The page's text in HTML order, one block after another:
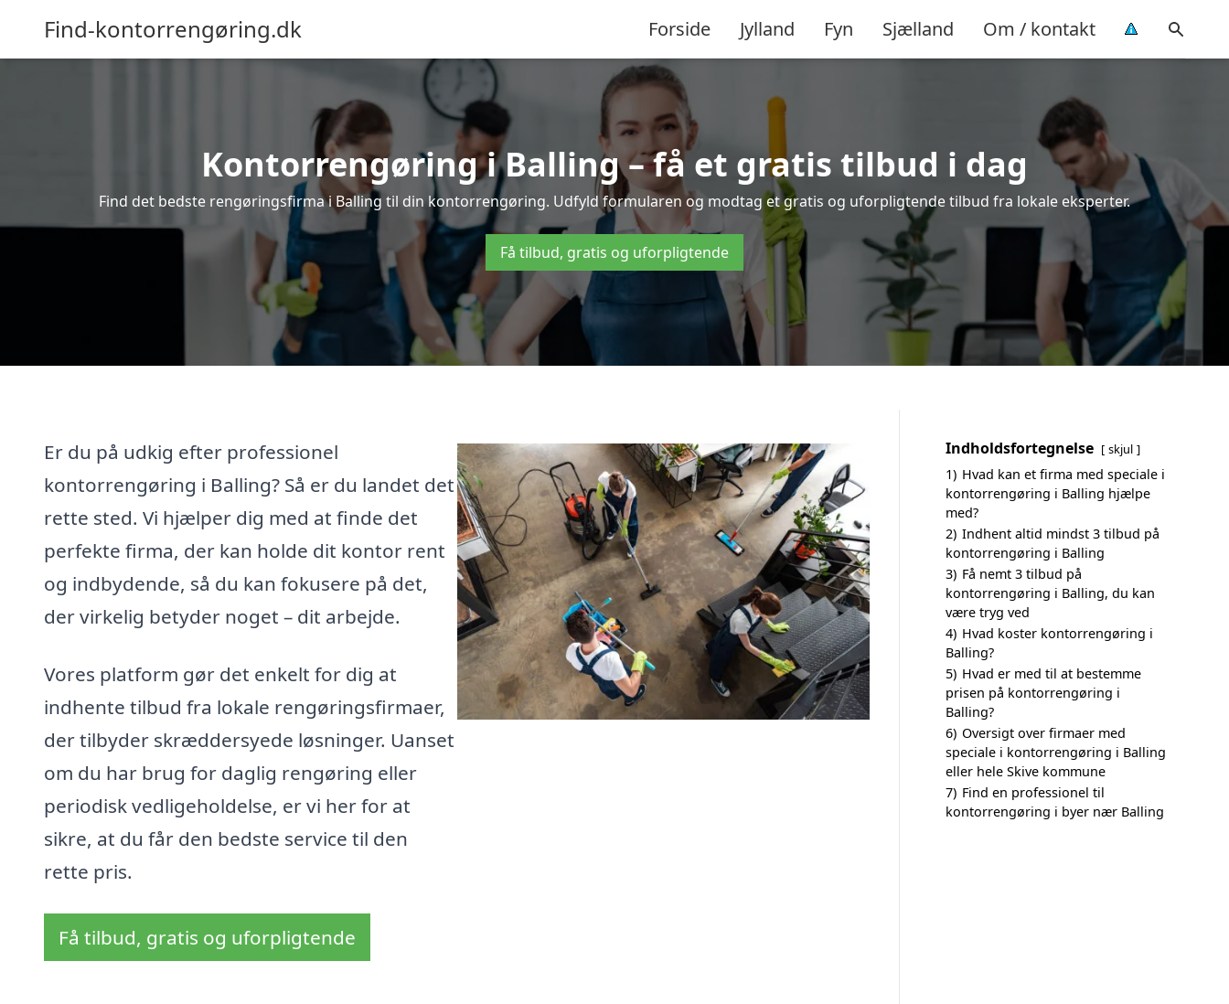
Find-kontorrengøring.dk Forside Jylland Fyn Sjælland Om / kontakt
Kontorrengøring i Balling – få et gratis tilbud i dag
Find det bedste rengøringsfirma i Balling til din kontorrengøring. Udfyld formularen og modtag et gratis og uforpligtende tilbud fra lokale eksperter.
Få tilbud, gratis og uforpligtende
Er du på udkig efter professionel
kontorrengøring i Balling? Så er du landet det
rette sted. Vi hjælper dig med at finde det
perfekte firma, der kan holde dit kontor rent
og indbydende, så du kan fokusere på det,
der virkelig betyder noget – dit arbejde.
Vores platform gør det enkelt for dig at
indhente tilbud fra lokale rengøringsfirmaer,
der tilbyder skræddersyede løsninger. Uanset
om du har brug for daglig rengøring eller
periodisk vedligeholdelse, er vi her for at
sikre, at du får den bedste service til den
rette pris.
Få tilbud, gratis og uforpligtende
Indholdsfortegnelse skjul
1) Hvad kan et firma med speciale i
kontorrengøring i Balling hjælpe
med?
2) Indhent altid mindst 3 tilbud på
kontorrengøring i Balling
3) Få nemt 3 tilbud på
kontorrengøring i Balling, du kan
være tryg ved
4) Hvad koster kontorrengøring i
Balling?
5) Hvad er med til at bestemme
prisen på kontorrengøring i
Balling?
6) Oversigt over firmaer med
speciale i kontorrengøring i Balling
eller hele Skive kommune
7) Find en professionel til
kontorrengøring i byer nær Balling